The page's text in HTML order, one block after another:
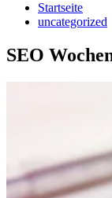
Startseite
uncategorized
SEO